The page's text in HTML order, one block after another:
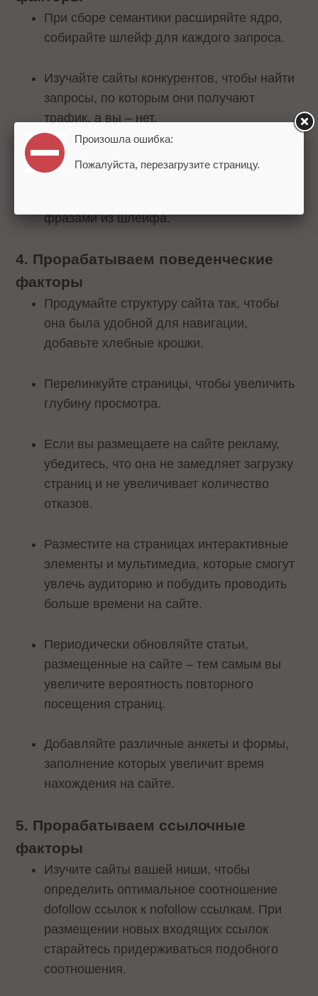
При сборе семантики расширяйте ядро,
собирайте шлейф для каждого запроса.
Изучайте сайты конкурентов, чтобы найти
запросы, по которым они получают
трафик, а вы – нет.
Регулярно обновляйте уже
фразами из шлейфа.
4. Прорабатываем поведенческие
факторы
Продумайте структуру сайта так, чтобы
она была удобной для навигации,
добавьте хлебные крошки.
Перелинкуйте страницы, чтобы увеличить
глубину просмотра.
Если вы размещаете на сайте рекламу,
убедитесь, что она не замедляет загрузку
страниц и не увеличивает количество
отказов.
Разместите на страницах интерактивные
элементы и мультимедиа, которые смогут
увлечь аудиторию и побудить проводить
больше времени на сайте.
Периодически обновляйте статьи,
размещенные на сайте – тем самым вы
увеличите вероятность повторного
посещения страниц.
Добавляйте различные анкеты и формы,
заполнение которых увеличит время
нахождения на сайте.
5. Прорабатываем ссылочные
факторы
Изучите сайты вашей ниши, чтобы
определить оптимальное соотношение
dofollow ссылок к nofollow ссылкам. При
размещении новых входящих ссылок
старайтесь придерживаться подобного
соотношения.
Произошла ошибка:
Пожалуйста, перезагрузите страницу.